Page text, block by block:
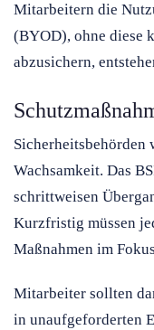
Mitarbeitern die
(BYOD), ohne diese
abzusichern,
Sicherheitsbehörden
Wachsamkeit. Das
schrittweisen
Kurzfristig müssen
Maßnahmen im
Mitarbeiter sollten
in unaufgeforderten